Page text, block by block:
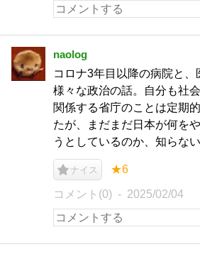
naolog
コロナ3年目以降の病院と
様々な政治の話。自分も社
関係する省庁のことは定期
たが、まだまだ日本が何を
うとしているのか、知らな
ナイス ★6
コメント(0) 2025/02/04